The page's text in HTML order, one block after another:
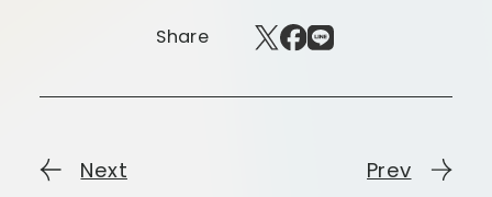
Share
Next Prev
EN